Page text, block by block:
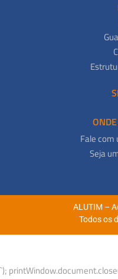
Fale
Seja
ALUTIM –
Todos os
`);